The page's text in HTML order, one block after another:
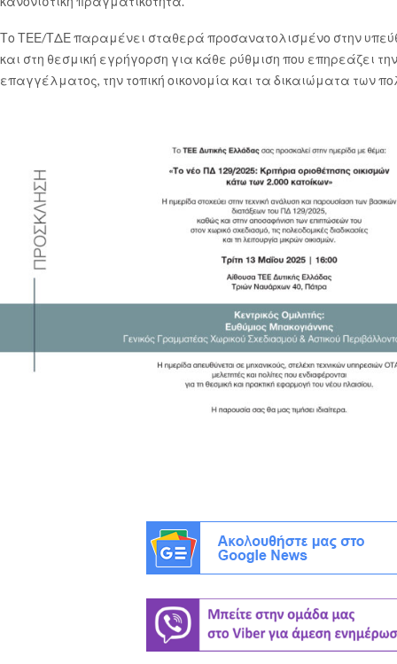
Το ΤΕΕ/ΤΔΕ παραμένει σταθερά προσανατολισμένο στην
και στη θεσμική εγρήγορση για κάθε ρύθμιση που επηρεάζει
επαγγέλματος, την τοπική οικονομία και τα δικαιώματα των